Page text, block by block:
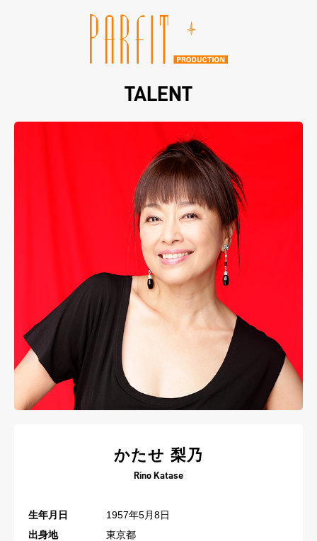
TALENT
かたせ 梨乃
Rino Katase
生年月日
1957年5月8日
出身地
東京都